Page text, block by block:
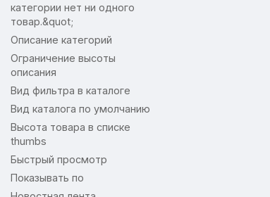
категории нет ни одного
товар.&quot;
Описание категорий
Ограничение высоты
описания
Вид фильтра в каталоге
Вид каталога по умолчанию
Высота товара в списке
thumbs
Быстрый просмотр
Показывать по